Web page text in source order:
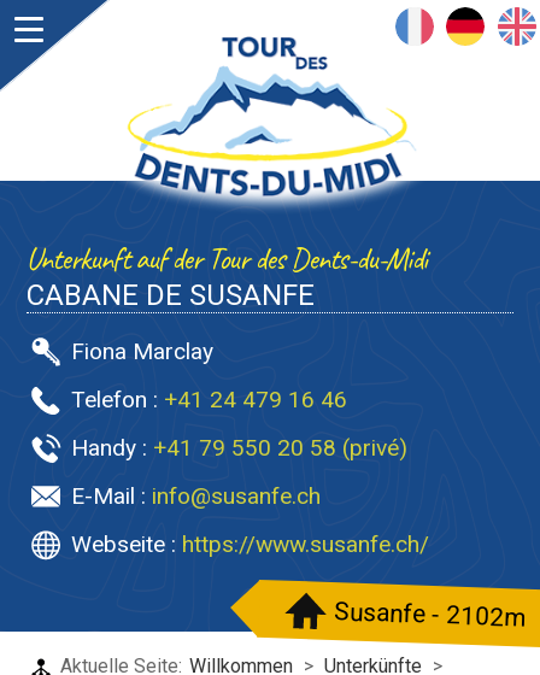
DEUTSCHENGLISH
Unterkunft auf der Tour des Dents-du-Midi
CABANE DE SUSANFE
Fiona Marclay
Telefon : +41 24 479 16 46
Handy : +41 79 550 20 58 (privé)
E-Mail : info@susanfe.ch
Webseite : https://www.susanfe.ch/
Susanfe - 2102m
Aktuelle Seite: Willkommen > Unterkünfte >